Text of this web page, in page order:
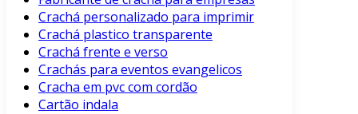
Crachá personalizado para imprimir
Crachá plastico transparente
Crachá frente e verso
Crachás para eventos evangelicos
Cracha em pvc com cordão
Cartão indala